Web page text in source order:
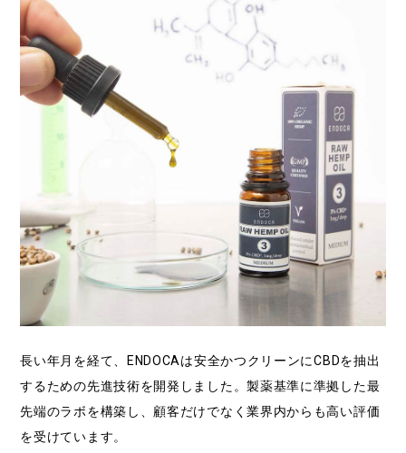
長い年月を経て、ENDOCAは安全かつクリーンにCBDを抽出
するための先進技術を開発しました。製薬基準に準拠した最
先端のラボを構築し、顧客だけでなく業界内からも高い評価
を受けています。